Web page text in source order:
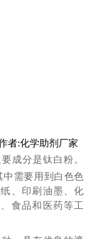
者:化学助剂厂家
成分是钛白粉。
需要用到白色色
、印刷油墨、化
食品和医药等工